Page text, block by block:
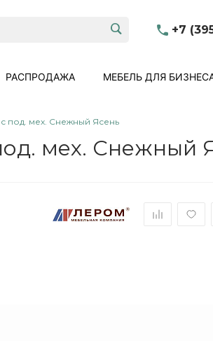
+7
РАСПРОДАЖА МЕБЕЛЬ ДЛЯ
под. мех. Снежный Ясень
мех. Снежный